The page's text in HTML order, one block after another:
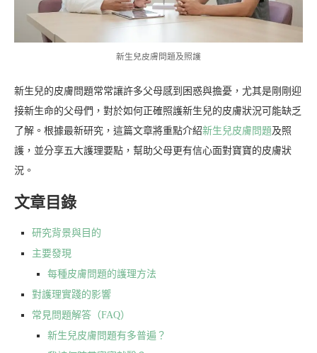
新生兒皮膚問題及照護
新生兒的皮膚問題常常讓許多父母感到困惑與擔憂，尤其是剛剛迎
接新生命的父母們，對於如何正確照護新生兒的皮膚狀況可能缺乏
了解。根據最新研究，這篇文章將重點介紹新生兒皮膚問題及照
護，並分享五大護理要點，幫助父母更有信心面對寶寶的皮膚狀
況。
文章目錄
研究背景與目的
主要發現
每種皮膚問題的護理方法
對護理實踐的影響
常見問題解答（FAQ）
新生兒皮膚問題有多普遍？